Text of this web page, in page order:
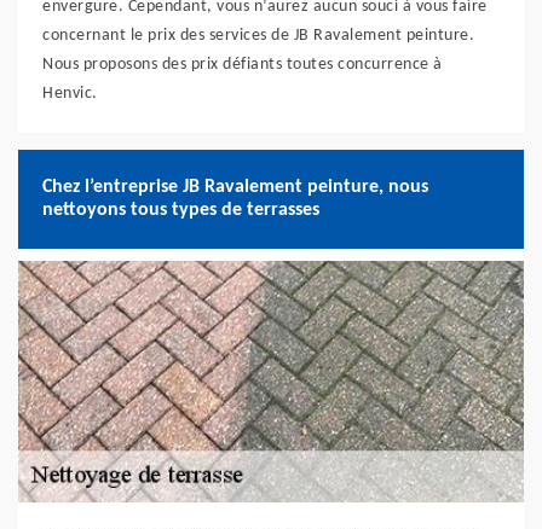
envergure. Cependant, vous n’aurez aucun souci à vous faire
concernant le prix des services de JB Ravalement peinture.
Nous proposons des prix défiants toutes concurrence à
Henvic.
Chez l’entreprise JB Ravalement peinture, nous
nettoyons tous types de terrasses